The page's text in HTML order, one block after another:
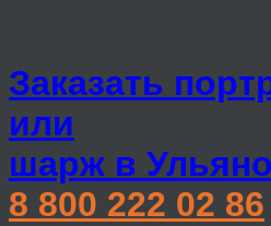
Заказать
или
шарж в
8 800 222 02 86